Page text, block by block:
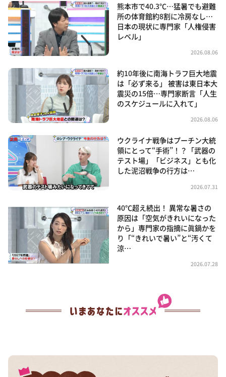
熊本市で40.3℃…猛暑でも避難
所の体育館約8割に冷房なし…
日本の現状に専門家「人権侵害
レベル」
2026.08.06
約10年後に南海トラフ巨大地震
は「必ず来る」 被害は東日本大
震災の15倍…専門家断言「人生
のスケジュールに入れて」
2026.08.06
ウクライナ戦争はプーチン大統
領にとって“手術”！？「武器の
テスト場」「ビジネス」とも化
した泥沼戦争の行方は…
2026.07.31
40℃超え続出！ 異常な暑さの
原因は「空気がきれいになった
から」専門家の指摘に眞鍋かを
り「“きれいで暑い”と“汚くて
涼…
2026.07.28